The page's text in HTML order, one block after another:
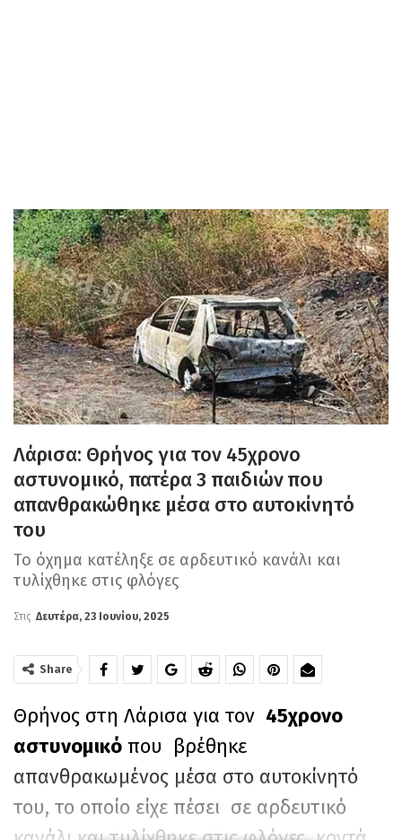
Λάρισα: Θρήνος για τον 45χρονο
αστυνομικό, πατέρα 3 παιδιών που
απανθρακώθηκε μέσα στο αυτοκίνητό
του
Το όχημα κατέληξε σε αρδευτικό κανάλι και
τυλίχθηκε στις φλόγες
Στις Δευτέρα, 23 Ιουνίου, 2025
Share
Θρήνος στη Λάρισα για τον 45χρονο
αστυνομικό που βρέθηκε
απανθρακωμένος μέσα στο αυτοκίνητό
του, το οποίο είχε πέσει σε αρδευτικό